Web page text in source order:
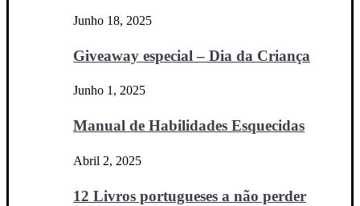
Junho 18, 2025
Giveaway especial – Dia da Criança
Junho 1, 2025
Manual de Habilidades Esquecidas
Abril 2, 2025
12 Livros portugueses a não perder